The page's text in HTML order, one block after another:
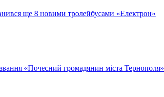
ще 8 новими тролейбусами «Електрон»
«Почесний громадянин міста Тернополя»